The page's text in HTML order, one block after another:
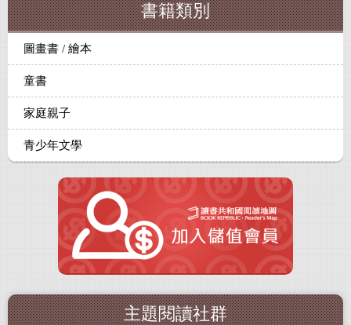
書籍類別
圖畫書 / 繪本
童書
家庭親子
青少年文學
主題閱讀社群